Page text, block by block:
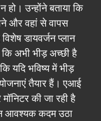
हो। उन्होंने बताया कि
और वहां से वापस
डायवर्जन प्लान
अभी भीड़ अच्छी है
यदि भविष्य में भीड़
तैयार हैं। एआई
की जा रही है
आवश्यक कदम उठा